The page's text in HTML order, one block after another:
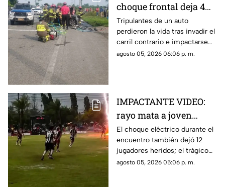
choque frontal deja 4
muertos de una familia
Tripulantes de un auto
perdieron la vida tras invadir el
carril contrario e impactarse
contra un camión de ganado.
agosto 05, 2026 06:06 p. m.
IMPACTANTE VIDEO:
rayo mata a joven
futbolista en pleno
partido
El choque eléctrico durante el
encuentro también dejó 12
jugadores heridos; el trágico
momento quedó grabado.
agosto 05, 2026 05:06 p. m.